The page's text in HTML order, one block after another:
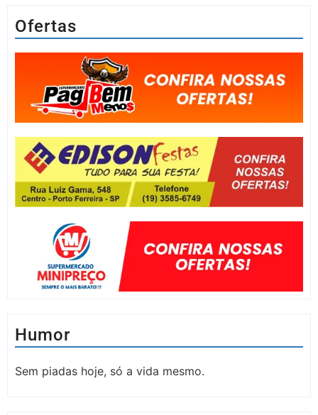
Ofertas
Humor
Sem piadas hoje, só a vida mesmo.